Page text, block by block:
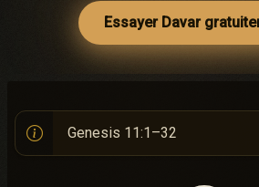
Essayer Davar